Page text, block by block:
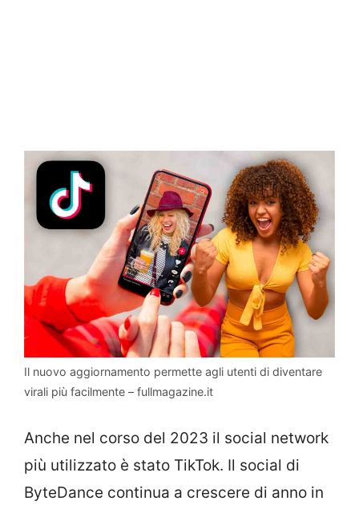
Il nuovo aggiornamento permette agli utenti di diventare
virali più facilmente – fullmagazine.it
Anche nel corso del 2023 il social network
più utilizzato è stato TikTok. Il social di
ByteDance continua a crescere di anno in